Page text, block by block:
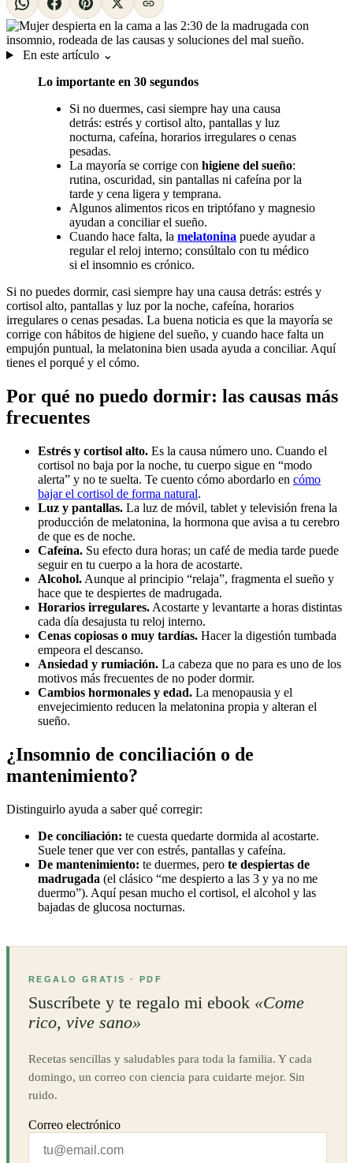
En este artículo ⌄
Lo importante en 30 segundos
Si no duermes, casi siempre hay una causa
detrás: estrés y cortisol alto, pantallas y luz
nocturna, cafeína, horarios irregulares o cenas
pesadas.
La mayoría se corrige con higiene del sueño:
rutina, oscuridad, sin pantallas ni cafeína por la
tarde y cena ligera y temprana.
Algunos alimentos ricos en triptófano y magnesio
ayudan a conciliar el sueño.
Cuando hace falta, la melatonina puede ayudar a
regular el reloj interno; consúltalo con tu médico
si el insomnio es crónico.
Si no puedes dormir, casi siempre hay una causa detrás: estrés y
cortisol alto, pantallas y luz por la noche, cafeína, horarios
irregulares o cenas pesadas. La buena noticia es que la mayoría se
corrige con hábitos de higiene del sueño, y cuando hace falta un
empujón puntual, la melatonina bien usada ayuda a conciliar. Aquí
tienes el porqué y el cómo.
Por qué no puedo dormir: las causas más
frecuentes
Estrés y cortisol alto. Es la causa número uno. Cuando el
cortisol no baja por la noche, tu cuerpo sigue en “modo
alerta” y no te suelta. Te cuento cómo abordarlo en cómo
bajar el cortisol de forma natural.
Luz y pantallas. La luz de móvil, tablet y televisión frena la
producción de melatonina, la hormona que avisa a tu cerebro
de que es de noche.
Cafeína. Su efecto dura horas; un café de media tarde puede
seguir en tu cuerpo a la hora de acostarte.
Alcohol. Aunque al principio “relaja”, fragmenta el sueño y
hace que te despiertes de madrugada.
Horarios irregulares. Acostarte y levantarte a horas distintas
cada día desajusta tu reloj interno.
Cenas copiosas o muy tardías. Hacer la digestión tumbada
empeora el descanso.
Ansiedad y rumiación. La cabeza que no para es uno de los
motivos más frecuentes de no poder dormir.
Cambios hormonales y edad. La menopausia y el
envejecimiento reducen la melatonina propia y alteran el
sueño.
¿Insomnio de conciliación o de
mantenimiento?
Distinguirlo ayuda a saber qué corregir:
De conciliación: te cuesta quedarte dormida al acostarte.
Suele tener que ver con estrés, pantallas y cafeína.
De mantenimiento: te duermes, pero te despiertas de
madrugada (el clásico “me despierto a las 3 y ya no me
duermo”). Aquí pesan mucho el cortisol, el alcohol y las
bajadas de glucosa nocturnas.
REGALO GRATIS · PDF
Suscríbete y te regalo mi ebook «Come
rico, vive sano»
Recetas sencillas y saludables para toda la familia. Y cada
domingo, un correo con ciencia para cuidarte mejor. Sin
ruido.
Correo electrónico